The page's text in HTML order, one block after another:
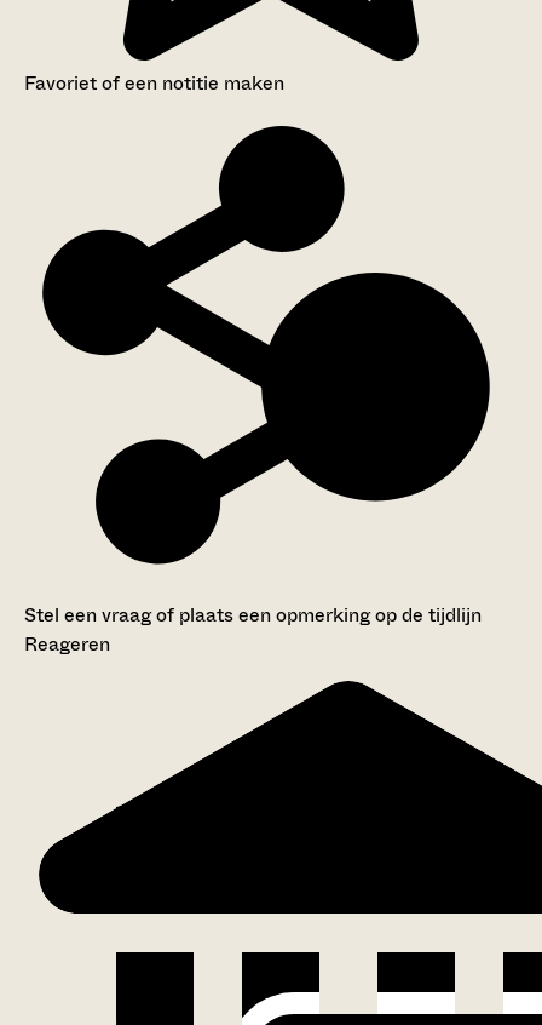
Favoriet of een notitie maken
Stel een vraag of plaats een opmerking op de tijdlijn
Reageren